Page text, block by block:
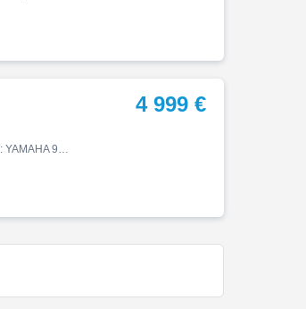
Xv, 07/2016, 12200 km, Essence, 950cm³, Couleur bleu, 4999 € Equipements : YAMAHA 950 BOLT R -ABS #21 ,Garantie 12 mois PLANETE YAM, du mardi au samedi de 09h à 12h et de 14h à 19h. Toutes nos motos sont révisées et garanties. Possibilité d'extension de garantie jusqu'à 36 mois.…
4 999 €